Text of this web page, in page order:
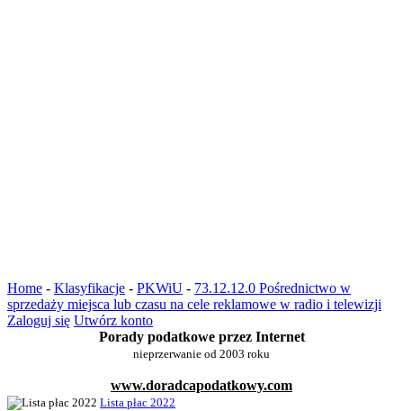
Home - Klasyfikacje - PKWiU - 73.12.12.0 Pośrednictwo w
sprzedaży miejsca lub czasu na cele reklamowe w radio i telewizji
Zaloguj się Utwórz konto
Porady podatkowe przez Internet
nieprzerwanie od 2003 roku
www.doradcapodatkowy.com
Lista płac 2022